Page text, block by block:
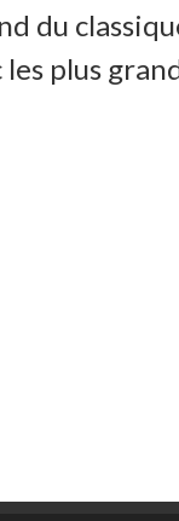
du
plus